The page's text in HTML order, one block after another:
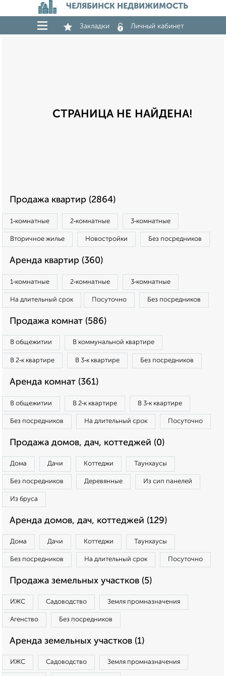
ЧЕЛЯБИНСК НЕДВИЖИМОСТЬ
Закладки Личный кабинет
СТРАНИЦА НЕ НАЙДЕНА!
Продажа квартир (2864)
1‑комнатные 2‑комнатные 3‑комнатные
Вторичное жилье Новостройки Без посредников
Аренда квартир (360)
1‑комнатные 2‑комнатные 3‑комнатные
На длительный срок Посуточно Без посредников
Продажа комнат (586)
В общежитии В коммунальной квартире
В 2‑к квартире В 3‑к квартире Без посредников
Аренда комнат (361)
В общежитии В 2‑к квартире В 3‑к квартире
Без посредников На длительный срок Посуточно
Продажа домов, дач, коттеджей (0)
Дома Дачи Коттеджи Таунхаусы
Без посредников Деревянные Из сип панелей
Из бруса
Аренда домов, дач, коттеджей (129)
Дома Дачи Коттеджи Таунхаусы
Без посредников На длительный срок Посуточно
Продажа земельных участков (5)
ИЖС Садоводство Земля промназначения
Агенство Без посредников
Аренда земельных участков (1)
ИЖС Садоводство Земля промназначения